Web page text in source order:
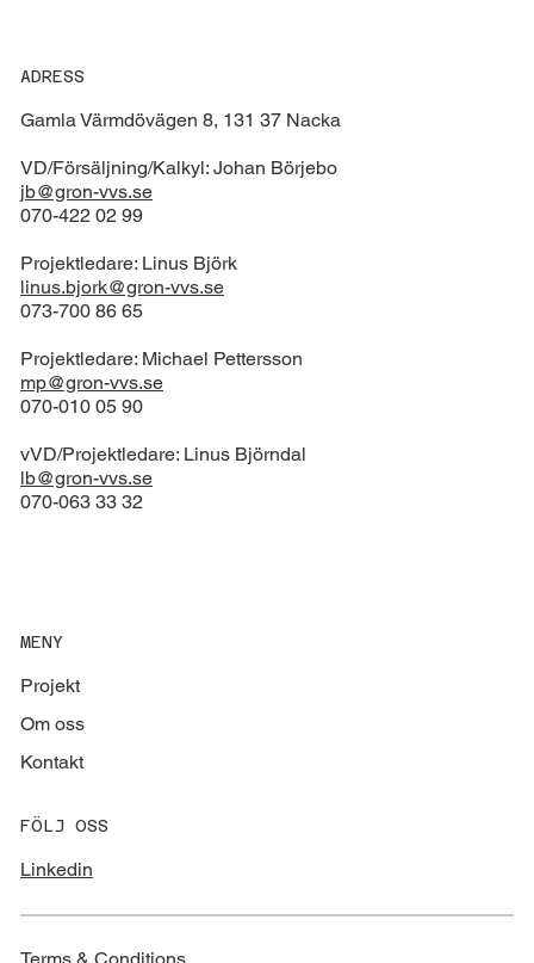
ADRESS
Gamla Värmdövägen 8, 131 37 Nacka
VD/Försäljning/Kalkyl: Johan Börjebo
jb@gron-vvs.se
070-422 02 99
Projektledare: Linus Björk
linus.bjork@gron-vvs.se
073-700 86 65
Projektledare: Michael Pettersson
mp@gron-vvs.se
070-010 05 90
vVD/Projektledare: Linus Björndal
lb@gron-vvs.se
070-063 33 32
MENY
Projekt
Om oss
Kontakt
FÖLJ OSS
Linkedin